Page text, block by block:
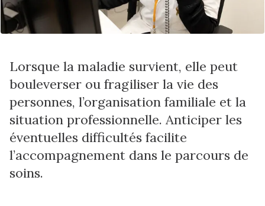
Lorsque la maladie survient, elle peut
bouleverser ou fragiliser la vie des
personnes, l’organisation familiale et la
situation professionnelle. Anticiper les
éventuelles difficultés facilite
l’accompagnement dans le parcours de
soins.